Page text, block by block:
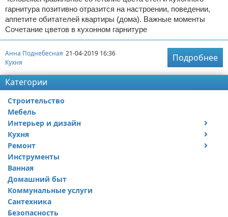
гарнитура позитивно отразится на настроении, поведении,
аппетите обитателей квартиры (дома). Важные моменты
Сочетание цветов в кухонном гарнитуре
Анна Поднебесная 21-04-2019 16:36
Кухня
Подробнее
Категории
Строительство
Мебель
Интерьер и дизайн
Дизайн дачи
Дизайн квартиры
Кухня
Посуда
Ремонт
Ремонт дачи
Ремонт квартиры
Инструменты
Ванная
Домашний быт
Коммунальные услуги
Сантехника
Безопасность